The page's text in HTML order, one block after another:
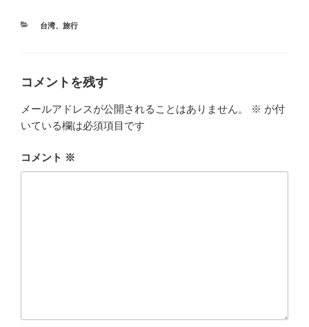
カ
台湾、 旅行
コメントを残す
メールアドレスが公開されることはありません。 ※ が付
いている欄は必須項目です
コメント ※